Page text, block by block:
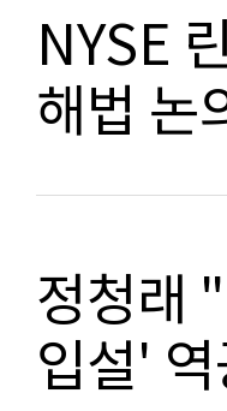
NYSE
해법 논
정청래
입설'